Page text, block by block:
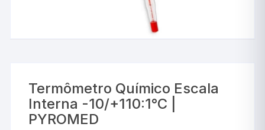
Termômetro Químico Escala
Interna -10/+110:1°C |
PYROMED